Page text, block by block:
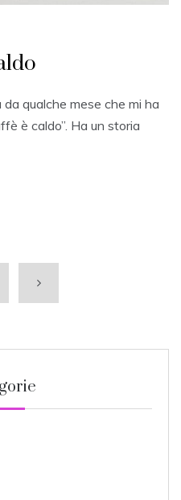
qualche mese che mi ha
è caldo”. Ha un storia